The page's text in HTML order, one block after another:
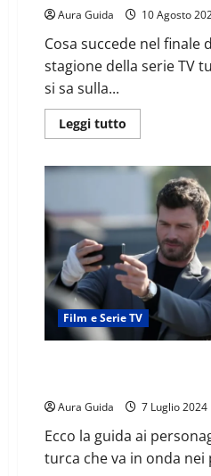
Aura Guida 10 Agosto
Cosa succede nel finale
stagione della serie TV
si sa sulla...
Leggi tutto
Film e Serie TV
Aura Guida 7 Luglio 2024
Ecco la guida ai
turca che va in onda nei